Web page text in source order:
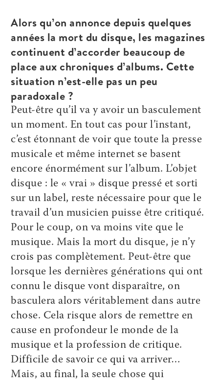
Alors qu’on annonce depuis quelques
années la mort du disque, les magazines
continuent d’accorder beaucoup de
place aux chroniques d’albums. Cette
situation n’est-elle pas un peu
paradoxale ?
Peut-être qu’il va y avoir un basculement
un moment. En tout cas pour l’instant,
c’est étonnant de voir que toute la presse
musicale et même internet se basent
encore énormément sur l’album. L’objet
disque : le « vrai » disque pressé et sorti
sur un label, reste nécessaire pour que le
travail d’un musicien puisse être critiqué.
Pour le coup, on va moins vite que le
musique. Mais la mort du disque, je n’y
crois pas complètement. Peut-être que
lorsque les dernières générations qui ont
connu le disque vont disparaître, on
basculera alors véritablement dans autre
chose. Cela risque alors de remettre en
cause en profondeur le monde de la
musique et la profession de critique.
Difficile de savoir ce qui va arriver…
Mais, au final, la seule chose qui